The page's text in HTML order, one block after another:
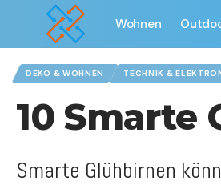
Wohnen
DEKO & WOHNEN TECHNIK &
10
Smarte Glühbirnen